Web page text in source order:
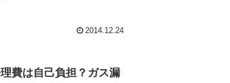
2014.12.24
費は自己負担？ガス漏